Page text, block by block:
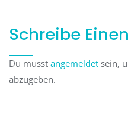
Schreibe
Du musst angemeldet sein,
abzugeben.